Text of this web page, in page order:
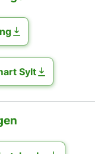
Sylt